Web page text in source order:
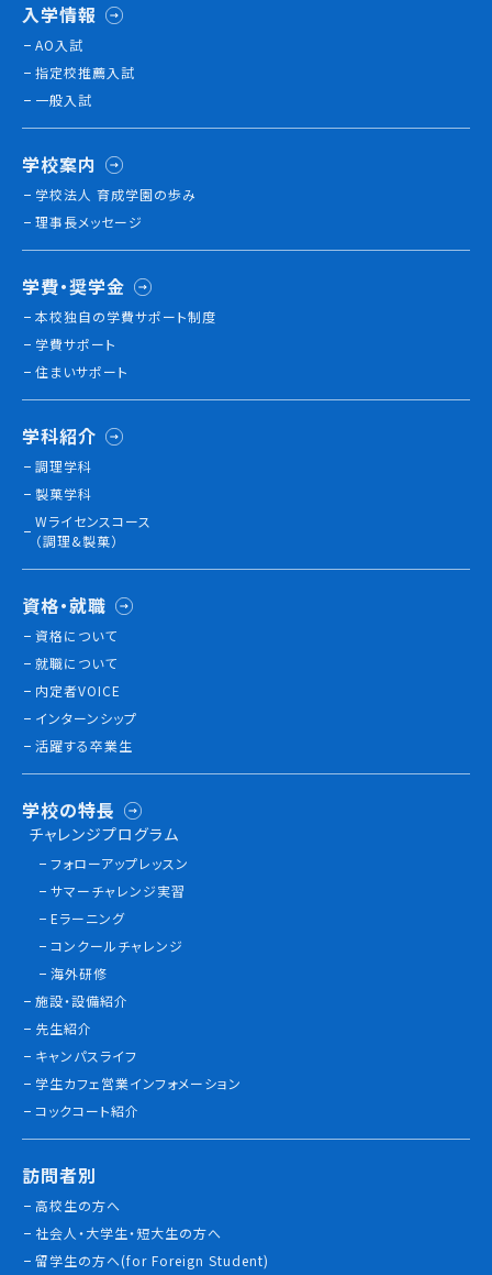
インターンシップ
活躍する卒業生
学校の特長
チャレンジプログラム
フォローアップレッスン
海外研修
施設・設備紹介
先生紹介
キャンパスライフ
学生カフェ営業インフォメーション
コックコート紹介
訪問者別
高校生の方へ
社会人・大学生・短大生の方へ
留学生の方へ(for Foreign Student)
各種証明書の申請について
企業担当者の方へ
保護者の方へ
ブログ
職員採用情報
情報公開
よくあるご質問
お問い合わせ
入学情報
AO入試
指定校推薦入試
一般入試
学校案内
学校法人 育成学園の歩み
理事長メッセージ
学費・奨学金
本校独⾃の学費サポート制度
学費サポート
住まいサポート
学科紹介
調理学科
製菓学科
Wライセンスコース
（調理&製菓）
資格・就職
資格について
就職について
内定者VOICE
インターンシップ
活躍する卒業生
学校の特長
チャレンジプログラム
フォローアップレッスン
サマーチャレンジ実習
Eラーニング
コンクールチャレンジ
海外研修
施設・設備紹介
先生紹介
キャンパスライフ
学生カフェ営業インフォメーション
コックコート紹介
訪問者別
高校生の方へ
社会人・大学生・短大生の方へ
留学生の方へ(for Foreign Student)